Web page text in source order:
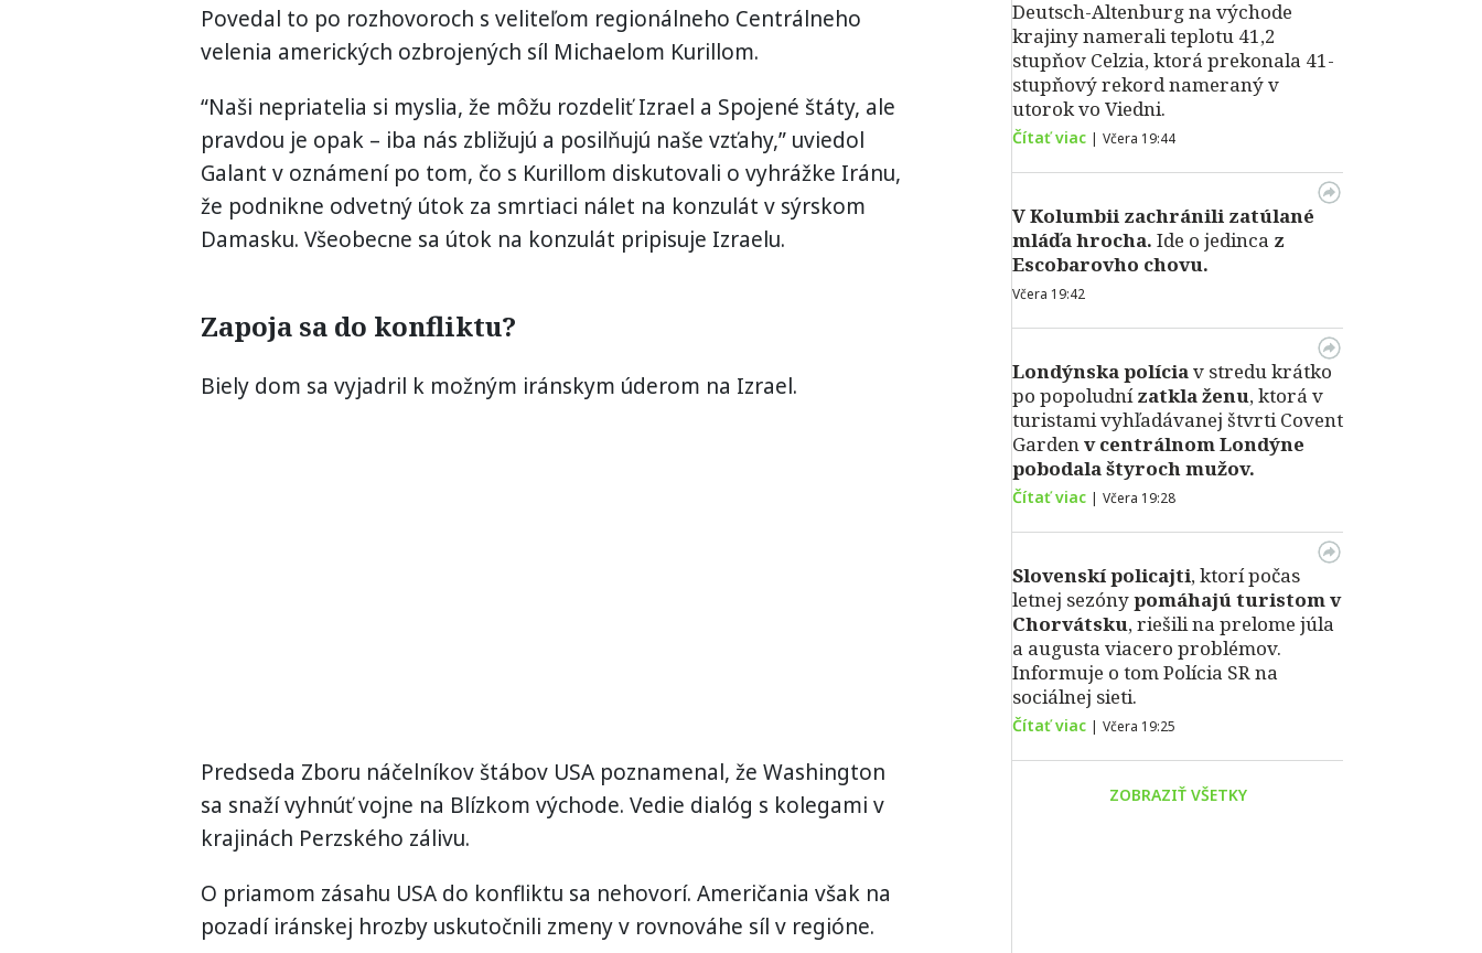
Povedal to po rozhovoroch s veliteľom regionálneho Centrálneho
velenia amerických ozbrojených síl Michaelom Kurillom.
“Naši nepriatelia si myslia, že môžu rozdeliť Izrael a Spojené štáty, ale
pravdou je opak – iba nás zbližujú a posilňujú naše vzťahy,” uviedol
Galant v oznámení po tom, čo s Kurillom diskutovali o vyhrážke Iránu,
že podnikne odvetný útok za smrtiaci nálet na konzulát v sýrskom
Damasku. Všeobecne sa útok na konzulát pripisuje Izraelu.
Zapoja sa do konfliktu?
Biely dom sa vyjadril k možným iránskym úderom na Izrael.
Predseda Zboru náčelníkov štábov USA poznamenal, že Washington
sa snaží vyhnúť vojne na Blízkom východe. Vedie dialóg s kolegami v
krajinách Perzského zálivu.
O priamom zásahu USA do konfliktu sa nehovorí. Američania však na
pozadí iránskej hrozby uskutočnili zmeny v rovnováhe síl v regióne.
Deutsch-Altenburg na východe
krajiny namerali teplotu 41,2
stupňov Celzia, ktorá prekonala 41-
stupňový rekord nameraný v
utorok vo Viedni.
Čítať viac | Včera 19:44
V Kolumbii zachránili zatúlané
mláďa hrocha. Ide o jedinca z
Escobarovho chovu.
Včera 19:42
Londýnska políciav stredu krátko
po popoludnízatkla ženu, ktorá v
turistami vyhľadávanej štvrti Covent
Gardenv centrálnom Londýne
pobodala štyroch mužov.
Čítať viac | Včera 19:28
Slovenskí policajti, ktorí počas
letnej sezónypomáhajú turistom v
Chorvátsku, riešili na prelome júla
a augusta viacero problémov.
Informuje o tom Polícia SR na
sociálnej sieti.
Čítať viac | Včera 19:25
ZOBRAZIŤ VŠETKY